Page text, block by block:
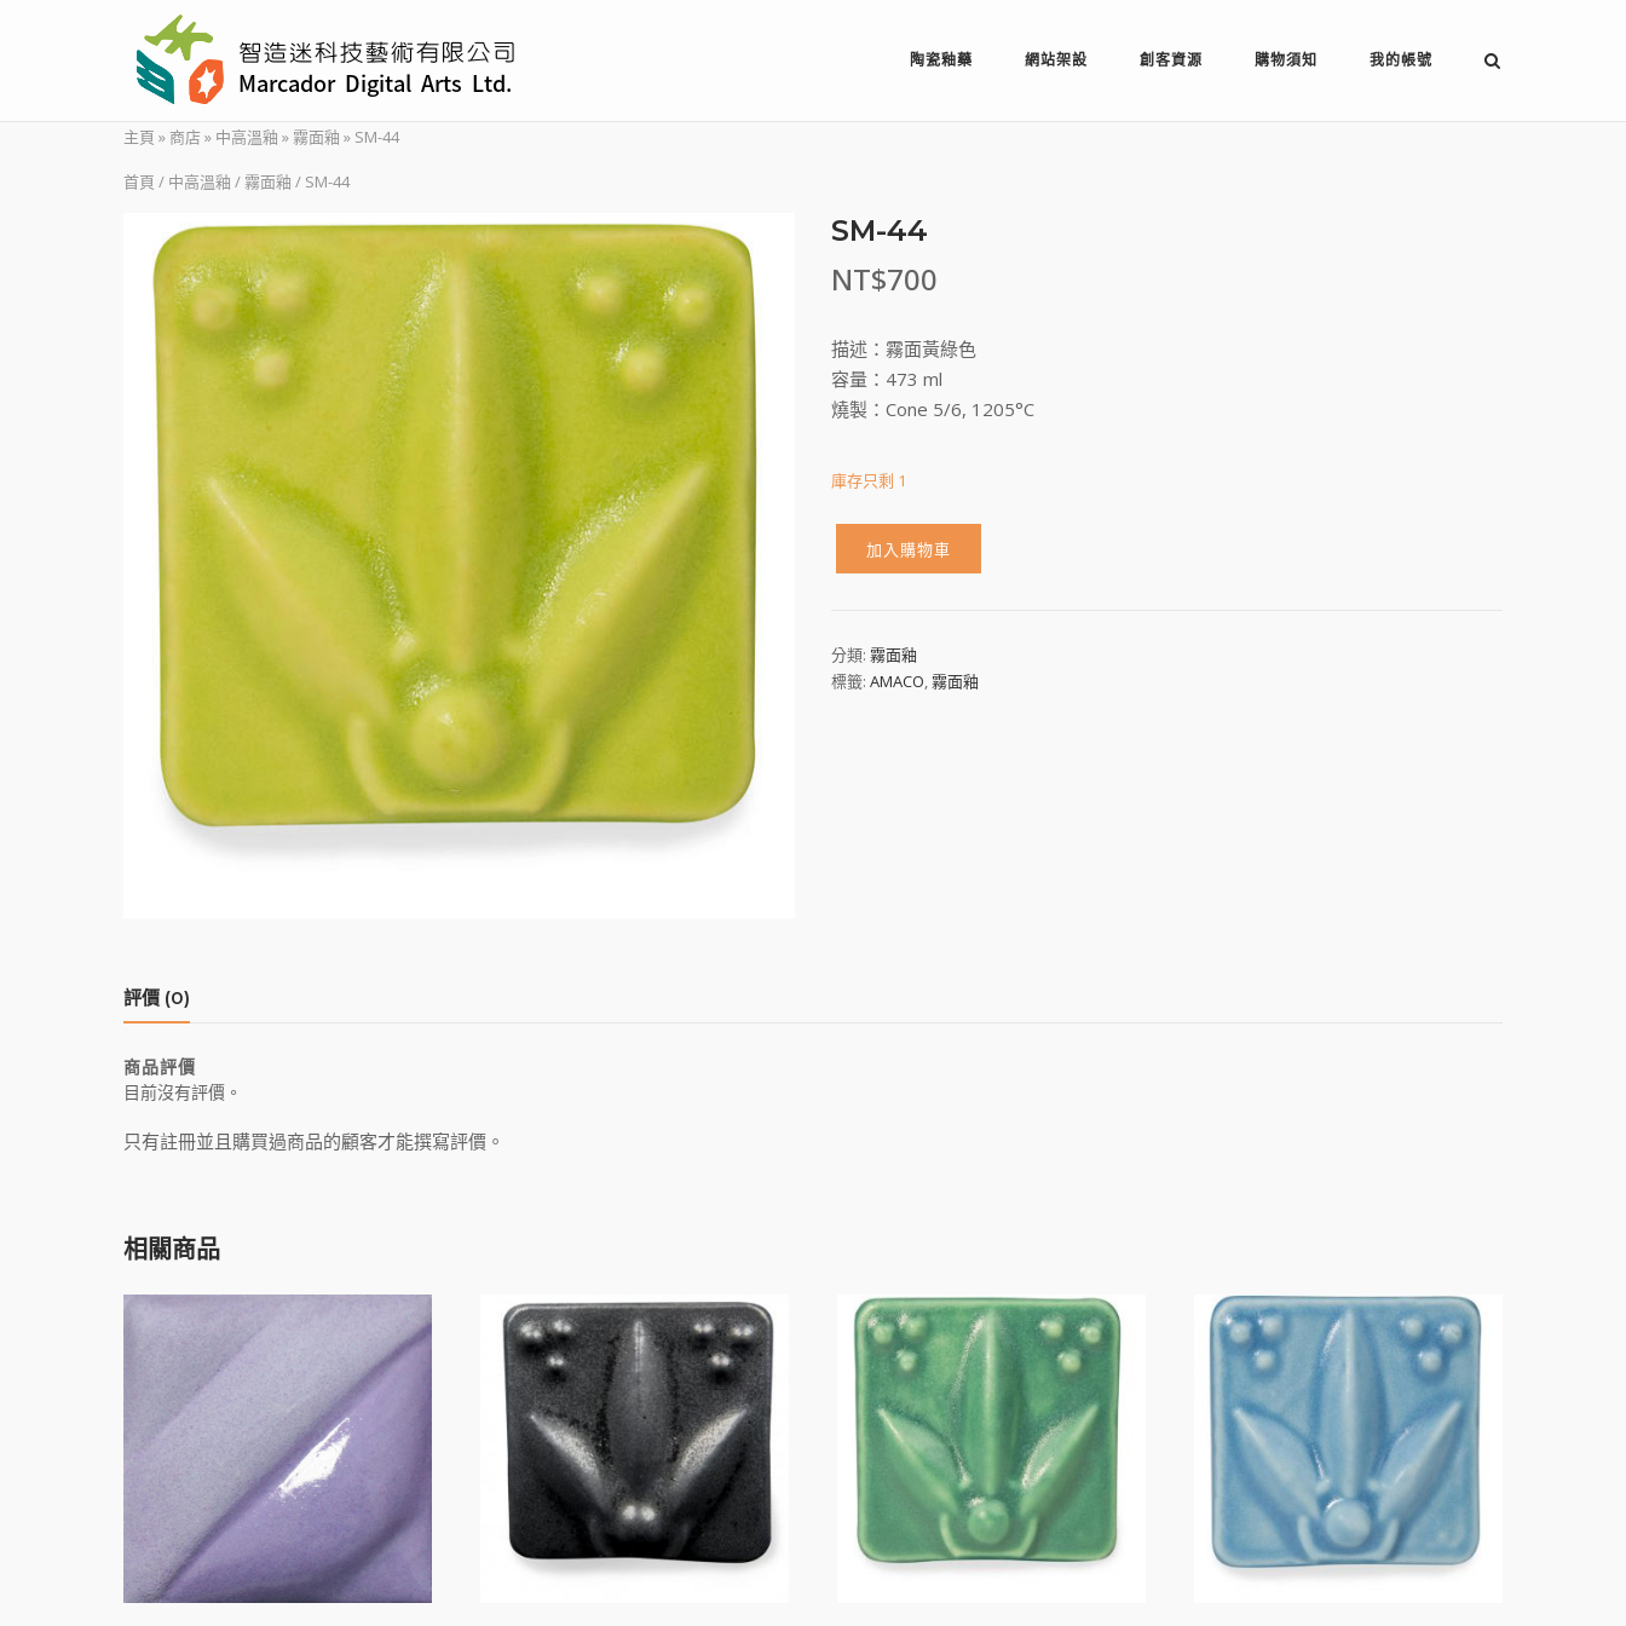
陶瓷釉藥 網站架設 創客資源 購物須知 我的帳號
主頁 » 商店» 中高溫釉 » 霧面釉 » SM-44
首頁 / 中高溫釉 / 霧面釉 / SM-44
SM-44
NT$700
描述：霧面黃綠色
容量：473 ml
燒製：Cone 5/6, 1205°C
庫存只剩 1
SM-
量
加入購物車
分類:霧面釉
標籤:AMACO,霧面釉
評價 (0)
商品評價
目前沒有評價。
只有註冊並且購買過商品的顧客才能撰寫評價。
相關商品